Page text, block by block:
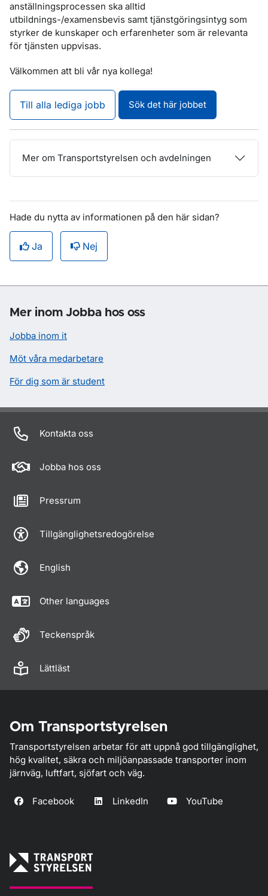
anställningsprocessen ska alltid
utbildnings-/examensbevis samt tjänstgöringsintyg som
styrker de kunskaper och erfarenheter som är relevanta
för tjänsten uppvisas.
Välkommen att bli vår nya kollega!
Till alla lediga jobb Sök det här jobbet
Mer om Transportstyrelsen och avdelningen
Hade du nytta av informationen på den här sidan?
Ja Nej
Mer inom Jobba hos oss
Jobba inom it
Möt våra medarbetare
För dig som är student
Kontakta oss
Jobba hos oss
Pressrum
Tillgänglighetsredogörelse
English
Other languages
Teckenspråk
Lättläst
Om Transportstyrelsen
Transportstyrelsen arbetar för att uppnå god tillgänglighet,
hög kvalitet, säkra och miljöanpassade transporter inom
järnväg, luftfart, sjöfart och väg.
Facebook LinkedIn YouTube